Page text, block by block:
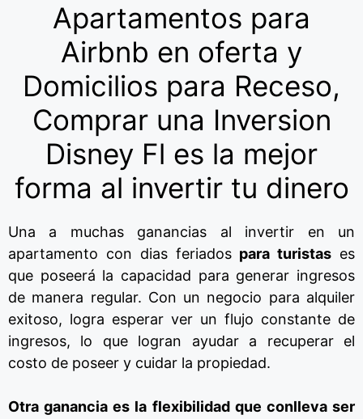
Apartamentos para
Airbnb en oferta y
Domicilios para Receso,
Comprar una Inversion
Disney Fl es la mejor
forma al invertir tu dinero
Una a muchas ganancias al invertir en un
apartamento con dias feriados para turistas es
que poseerá la capacidad para generar ingresos
de manera regular. Con un negocio para alquiler
exitoso, logra esperar ver un flujo constante de
ingresos, lo que logran ayudar a recuperar el
costo de poseer y cuidar la propiedad.
Otra ganancia es la flexibilidad que conlleva ser